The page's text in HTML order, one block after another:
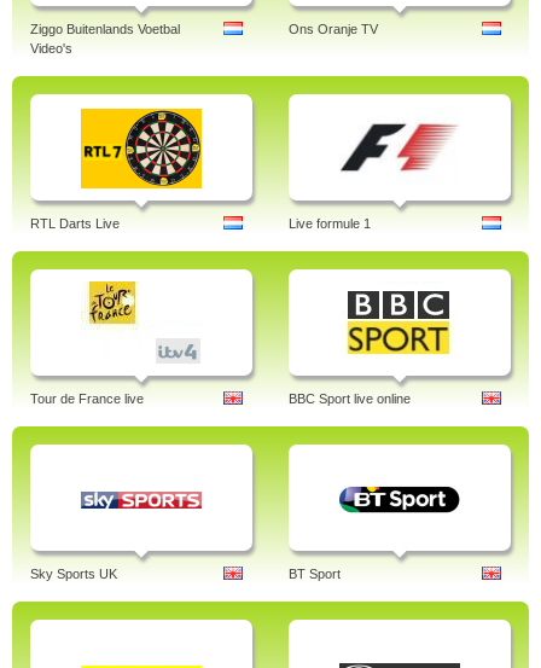
Ziggo Buitenlands Voetbal
Video's
Ons Oranje TV
RTL Darts Live Live formule 1
Tour de France live BBC Sport live online
Sky Sports UK BT Sport